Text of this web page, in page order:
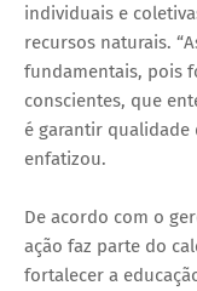
individuais e
recursos naturais.
fundamentais, pois
conscientes, que
é garantir qualidade
enfatizou.
De acordo com o
ação faz parte do
fortalecer a